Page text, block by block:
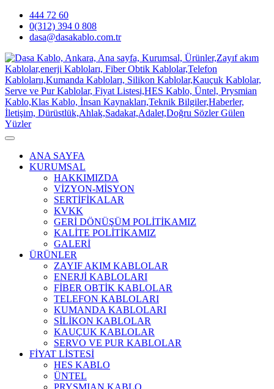
444 72 60
0(312) 394 0 808
dasa@dasakablo.com.tr
ANA SAYFA
KURUMSAL
HAKKIMIZDA
VİZYON-MİSYON
SERTİFİKALAR
KVKK
GERİ DÖNÜŞÜM POLİTİKAMIZ
KALİTE POLİTİKAMIZ
GALERİ
ÜRÜNLER
ZAYIF AKIM KABLOLAR
ENERJİ KABLOLARI
FİBER OBTİK KABLOLAR
TELEFON KABLOLARI
KUMANDA KABLOLARI
SİLİKON KABLOLAR
KAUÇUK KABLOLAR
SERVO VE PUR KABLOLAR
FİYAT LİSTESİ
HES KABLO
ÜNTEL
PRYSMIAN KABLO